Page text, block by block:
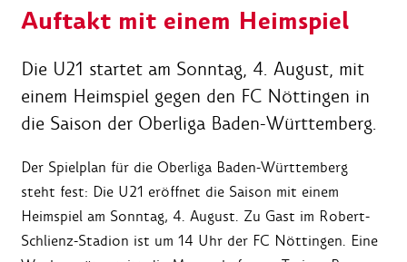
Auftakt mit einem Heimspiel
Die U21 startet am Sonntag, 4. August, mit
einem Heimspiel gegen den FC Nöttingen in
die Saison der Oberliga Baden-Württemberg.
Der Spielplan für die Oberliga Baden-Württemberg
steht fest: Die U21 eröffnet die Saison mit einem
Heimspiel am Sonntag, 4. August. Zu Gast im Robert-
Schlienz-Stadion ist um 14 Uhr der FC Nöttingen. Eine